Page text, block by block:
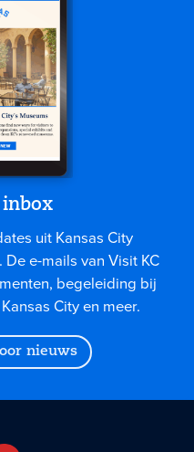
inbox
uit Kansas City
e-mails van Visit KC
begeleiding bij
City en meer.
nieuws